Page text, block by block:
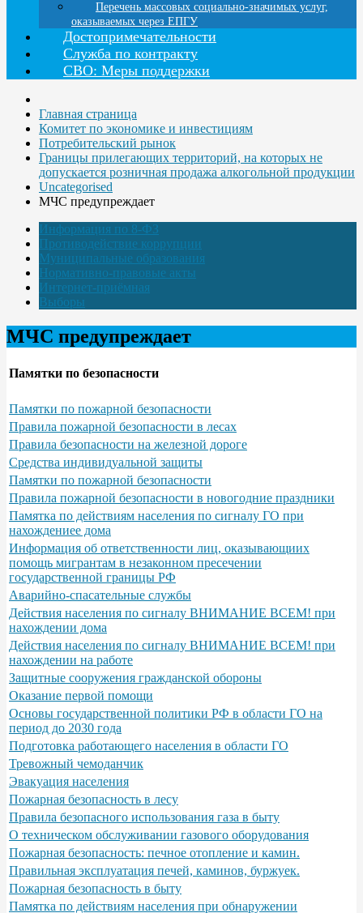
Перечень массовых социально-значимых услуг,
оказываемых через ЕПГУ
Достопримечательности
Служба по контракту
СВО: Меры поддержки
Главная страница
Комитет по экономике и инвестициям
Потребительский рынок
Границы прилегающих территорий, на которых не
допускается розничная продажа алкогольной продукции
Uncategorised
МЧС предупреждает
Информация по 8-ФЗ
Противодействие коррупции
Муниципальные образования
Нормативно-правовые акты
Интернет-приёмная
Выборы
МЧС предупреждает
Памятки по безопасности
Памятки по пожарной безопасности
Правила пожарной безопасности в лесах
Правила безопасности на железной дороге
Средства индивидуальной защиты
Памятки по пожарной безопасности
Правила пожарной безопасности в новогодние праздники
Памятка по действиям населения по сигналу ГО при
нахождениее дома
Информация об ответственности лиц, оказывающиих
помощь мигрантам в незаконном пресечении
государственной границы РФ
Аварийно-спасательные службы
Действия населения по сигналу ВНИМАНИЕ ВСЕМ! при
нахождении дома
Действия населения по сигналу ВНИМАНИЕ ВСЕМ! при
нахождении на работе
Защитные сооружения гражданской обороны
Оказание первой помощи
Основы государственной политики РФ в области ГО на
период до 2030 года
Подготовка работающего населения в области ГО
Тревожный чемоданчик
Эвакуация населения
Пожарная безопасность в лесу
Правила безопасного использования газа в быту
О техническом обслуживании газового оборудования
Пожарная безопасность: печное отопление и камин.
Правильная эксплуатация печей, каминов, буржуек.
Пожарная безопасность в быту
Памятка по действиям населения при обнаружении